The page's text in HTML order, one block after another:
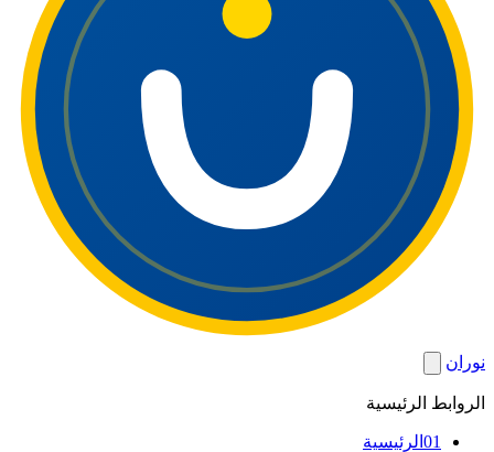
نوران
الروابط الرئيسية
01 الرئيسية